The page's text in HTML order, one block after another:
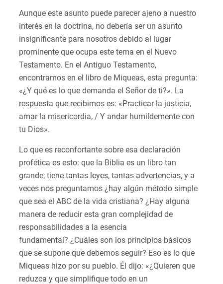
Aunque este asunto puede parecer ajeno a nuestro
interés en la doctrina, no debería ser un asunto
insignificante para nosotros debido al lugar
prominente que ocupa este tema en el Nuevo
Testamento. En el Antiguo Testamento,
encontramos en el libro de Miqueas, esta pregunta:
«¿Y qué es lo que demanda el Señor de ti?». La
respuesta que recibimos es: «Practicar la justicia,
amar la misericordia, / Y andar humildemente con
tu Dios».
Lo que es reconfortante sobre esa declaración
profética es esto: que la Biblia es un libro tan
grande; tiene tantas leyes, tantas advertencias, y a
veces nos preguntamos ¿hay algún método simple
que sea el ABC de la vida cristiana? ¿Hay alguna
manera de reducir esta gran complejidad de
responsabilidades a la esencia
fundamental? ¿Cuáles son los principios básicos
que se supone que debemos seguir? Eso es lo que
Miqueas hizo por su pueblo. Él dijo: «¿Quieren que
reduzca y que simplifique todo en un